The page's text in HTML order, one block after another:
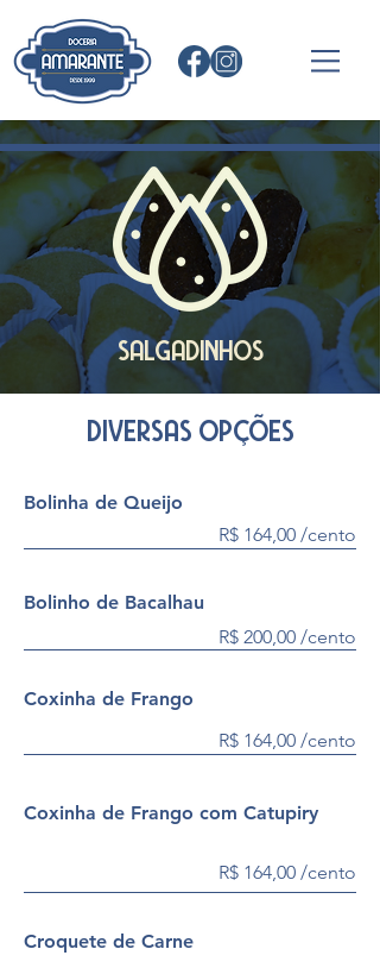
SALGADINHOS
DIVERSAS OPÇÕES
Bolinha de Queijo
R$ 164,00 /cento
Bolinho de Bacalhau
R$ 200,00 /cento
Coxinha de Frango
R$ 164,00 /cento
Coxinha de Frango com Catupiry
R$ 164,00 /cento
Croquete de Carne